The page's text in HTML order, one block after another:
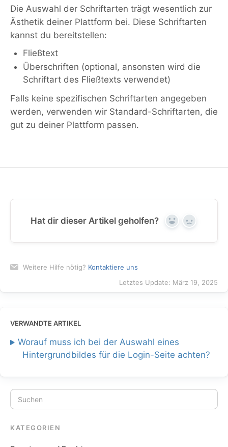
Die Auswahl der Schriftarten trägt wesentlich zur
Ästhetik deiner Plattform bei. Diese Schriftarten
kannst du bereitstellen:
Fließtext
Überschriften (optional, ansonsten wird die
Schriftart des Fließtexts verwendet)
Falls keine spezifischen Schriftarten angegeben
werden, verwenden wir Standard-Schriftarten, die
gut zu deiner Plattform passen.
Hat dir dieser Artikel geholfen? Yes No
Weitere Hilfe nötig? Kontaktiere uns
Letztes Update: März 19, 2025
VERWANDTE ARTIKEL
Worauf muss ich bei der Auswahl eines
Hintergrundbildes für die Login-Seite achten?
KATEGORIEN